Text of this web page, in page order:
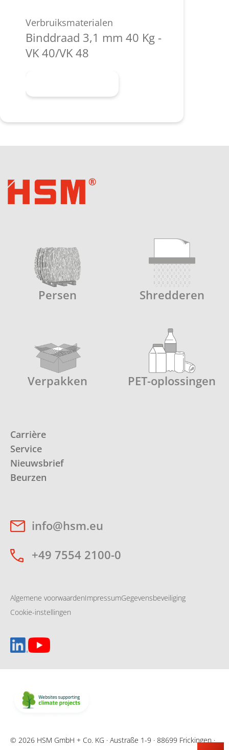
Verbruiksmaterialen
Binddraad 3,1 mm 40 Kg -
VK 40/VK 48
Persen Shredderen
Verpakken PET-oplossingen
Carrière
Service
Nieuwsbrief
Beurzen
info@hsm.eu
+49 7554 2100-0
Algemene voorwaardenImpressumGegevensbeveiliging
Cookie-instellingen
© 2026 HSM GmbH + Co. KG · Austraße 1-9 · 88699 Frickingen ·